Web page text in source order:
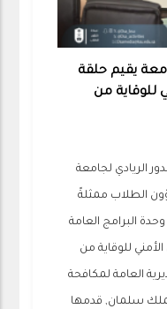
يقيم حلقة
للوقاية من
الريادي لجامعة
الطلاب ممثلةً
البرامج العامة
للوقاية من
العامة لمكافحة
سلمان, قدمها